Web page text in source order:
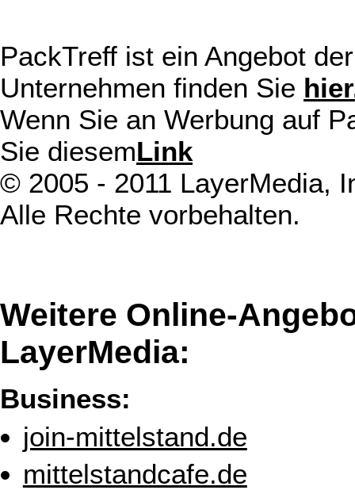
PackTreff ist ein Angebot
Unternehmen finden Sie
Wenn Sie an Werbung auf
Sie diesemLink
© 2005 - 2011 LayerMedia,
Alle Rechte vorbehalten.
Weitere Online-
LayerMedia:
Business:
join-mittelstand.de
mittelstandcafe.de